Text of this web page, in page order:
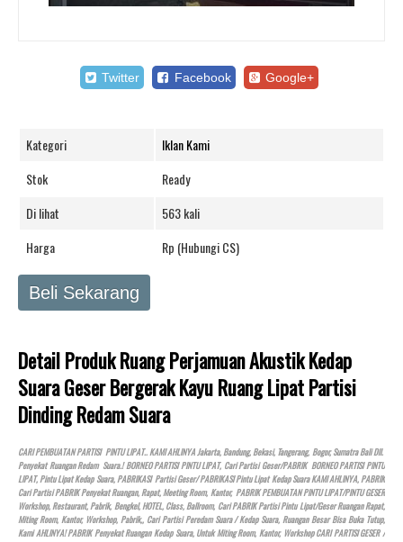
Twitter Facebook Google+
Kategori
Iklan Kami
Stok
Ready
Di lihat
563 kali
Harga
Rp (Hubungi CS)
Beli Sekarang
Detail Produk Ruang Perjamuan Akustik Kedap
Suara Geser Bergerak Kayu Ruang Lipat Partisi
Dinding Redam Suara
CARI PEMBUATAN PARTISI PINTU LIPAT.. KAMI AHLINYA Jakarta, Bandung, Bekasi, Tangerang, Bogor, Sumatra Bali Dll.
Penyekat Ruangan Redam Suara.! BORNEO PARTISI PINTU LIPAT, Cari Partisi Geser/PABRIK BORNEO PARTISI PINTU
LIPAT, Pintu Lipat Kedap Suara, PABRIKASI Partisi Geser/ PABRIKASI Pintu Lipat Kedap Suara KAMI AHLINYA, PABRIK
Cari Partisi PABRIK Penyekat Ruangan, Rapat, Meeting Room, Kantor, PABRIK PEMBUATAN PINTU LIPAT/PINTU GESER
Workshop, Restaurant, Pabrik, Bengkel,HOTEL, Class, Ballroom, Cari PABRIK Partisi Pintu Lipat/Geser Ruangan Rapat,
Miting Room, Kantor, Workshop, Pabrik,, Cari Partisi Peredam Suara / Kedap Suara, Ruangan Besar Bisa Buka Tutup,
Kami AHLINYA! PABRIK Penyekat Ruangan Kedap Suara, Untuk Miting Room, Kantor, Workshop CARI PARTISI GESER /